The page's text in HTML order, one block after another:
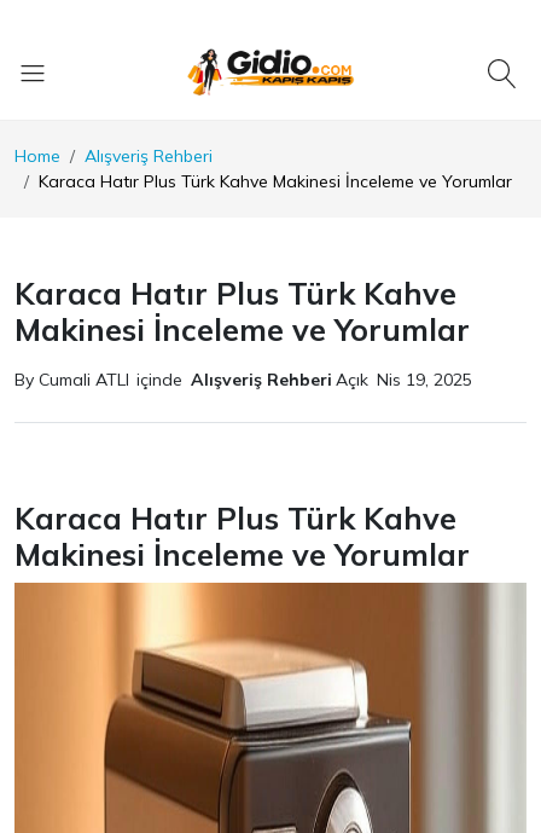
Home
Alışveriş Rehberi
Karaca Hatır Plus Türk Kahve Makinesi İnceleme ve Yorumlar
Karaca Hatır Plus Türk Kahve
Makinesi İnceleme ve Yorumlar
By Cumali ATLI içinde Alışveriş Rehberi Açık Nis 19, 2025
Karaca Hatır Plus Türk Kahve
Makinesi İnceleme ve Yorumlar